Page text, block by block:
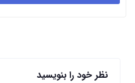
نظر خود را بنویسید